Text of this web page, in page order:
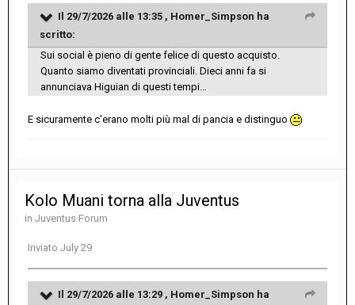
Il 29/7/2026 alle 13:35 , Homer_Simpson ha
scritto:
Sui social è pieno di gente felice di questo acquisto.
Quanto siamo diventati provinciali. Dieci anni fa si
annunciava Higuian di questi tempi…
E sicuramente c'erano molti più mal di pancia e distinguo
Kolo Muani torna alla Juventus
in Juventus Forum
Inviato July 29
Il 29/7/2026 alle 13:29 , Homer_Simpson ha